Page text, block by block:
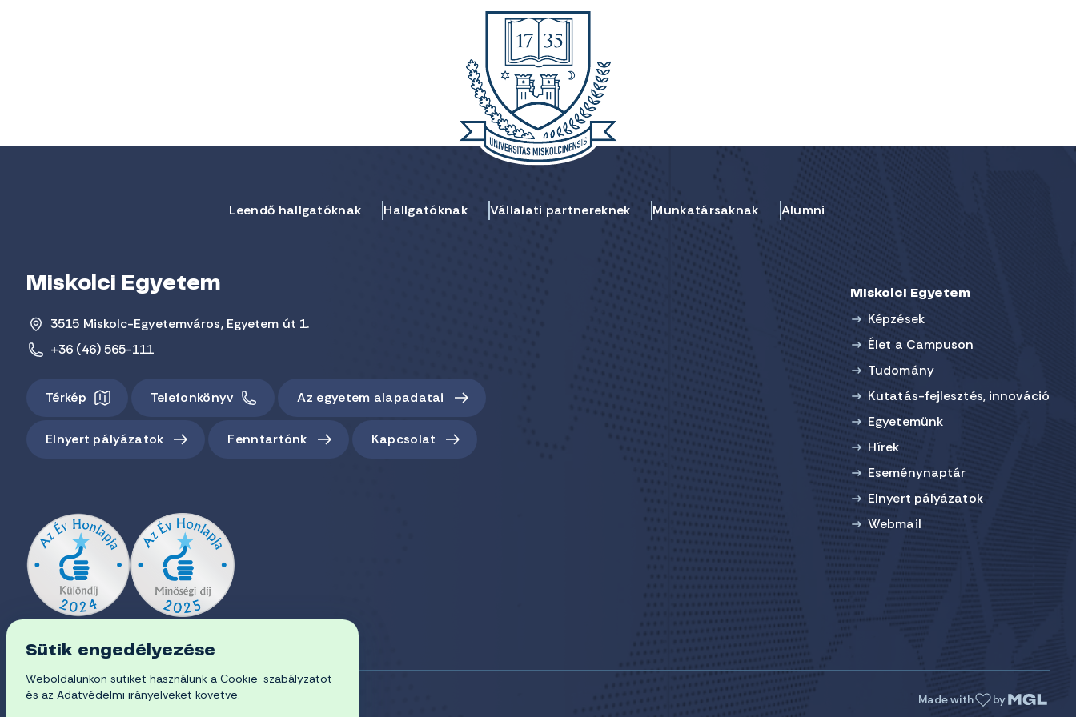
Leendő hallgatóknak Hallgatóknak Vállalati partnereknek Munkatársaknak Alumni
Miskolci Egyetem
3515 Miskolc-Egyetemváros, Egyetem út 1.
+36 (46) 565-111
Térkép Telefonkönyv Az egyetem alapadatai
Elnyert pályázatok Fenntartónk Kapcsolat
Miskolci Egyetem
Képzések
Élet a Campuson
Tudomány
Kutatás-fejlesztés, innováció
Egyetemünk
Hírek
Eseménynaptár
Elnyert pályázatok
Webmail
EN Made with by
Sütik engedélyezése
Weboldalunkon sütiket használunk a Cookie-szabályzatot
és az Adatvédelmi irányelveket követve.